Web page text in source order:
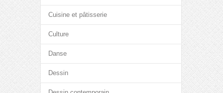
Cuisine et pâtisserie
Culture
Danse
Dessin